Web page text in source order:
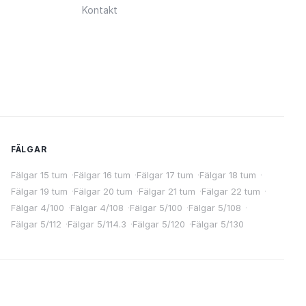
Kontakt
FÄLGAR
Fälgar 15 tum ·Fälgar 16 tum ·Fälgar 17 tum ·Fälgar 18 tum ·
Fälgar 19 tum ·Fälgar 20 tum ·Fälgar 21 tum ·Fälgar 22 tum ·
Fälgar 4/100 ·Fälgar 4/108 ·Fälgar 5/100 ·Fälgar 5/108 ·
Fälgar 5/112 ·Fälgar 5/114.3 ·Fälgar 5/120 ·Fälgar 5/130